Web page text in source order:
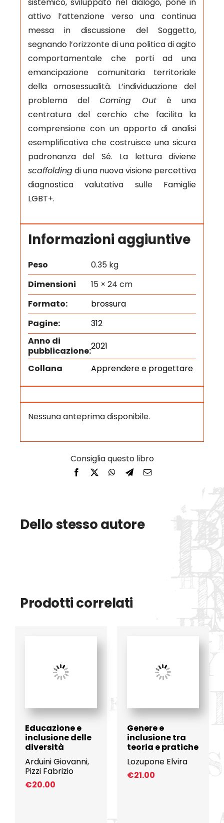
attivo l’attenzione verso una continua
messa in discussione del Soggetto,
segnando l’orizzonte di una politica di agito
comportamentale che porti ad una
emancipazione comunitaria territoriale
della omosessualità. L’individuazione del
problema delComing Outè una
centratura del cerchio che facilita la
comprensione con un apporto di analisi
esemplificativa che costruisce una sicura
padronanza del Sé. La lettura diviene
scaffoldingdi una nuova visione percettiva
diagnostica valutativa sulle Famiglie
LGBT+.
Informazioni aggiuntive
Peso
0.35 kg
Dimensioni
15 × 24 cm
Formato:
brossura
Pagine:
312
Anno di
pubblicazione:2021
Collana
Apprendere e progettare
Nessuna anteprima disponibile.
Dello stesso autore
Prodotti correlati
Educazione e
inclusione delle
diversità
Arduini Giovanni,
Pizzi Fabrizio
€20.00
Genere e
inclusione tra
teoria e pratiche
Lozupone Elvira
€21.00